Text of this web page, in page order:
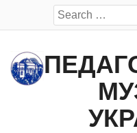
Search
for: